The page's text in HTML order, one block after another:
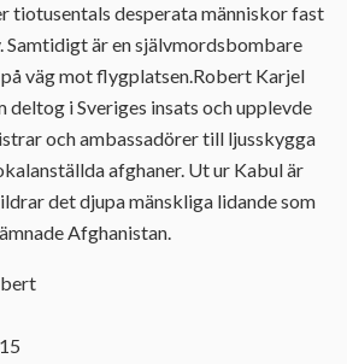
tiotusentals desperata människor fast
Samtidigt är en självmordsbombare
väg mot flygplatsen.Robert Karjel
deltog i Sveriges insats och upplevde
och ambassadörer till ljusskygga
afghaner. Ut ur Kabul är
det djupa mänskliga lidande som
Afghanistan.